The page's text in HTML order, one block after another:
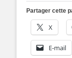
Partager cette
X
E-mail